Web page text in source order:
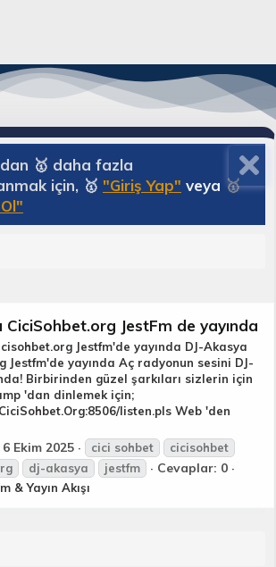
🥇 daha fazla
için, 🥇 "Giriş Yap" veya 🥇
CiciSohbet.org JestFm de yayında
Jestfm'de yayında DJ-Akasya
Jestfm'de yayında Aç radyonun sesini DJ-
Birbirinden güzel şarkıları sizlerin için
'dan dinlemek için;
listen.pls Web 'den
6 Ekim 2025 cici sohbet cicisohbet
dj-akasya jestfm
Cevaplar: 0
& Yayın Akışı